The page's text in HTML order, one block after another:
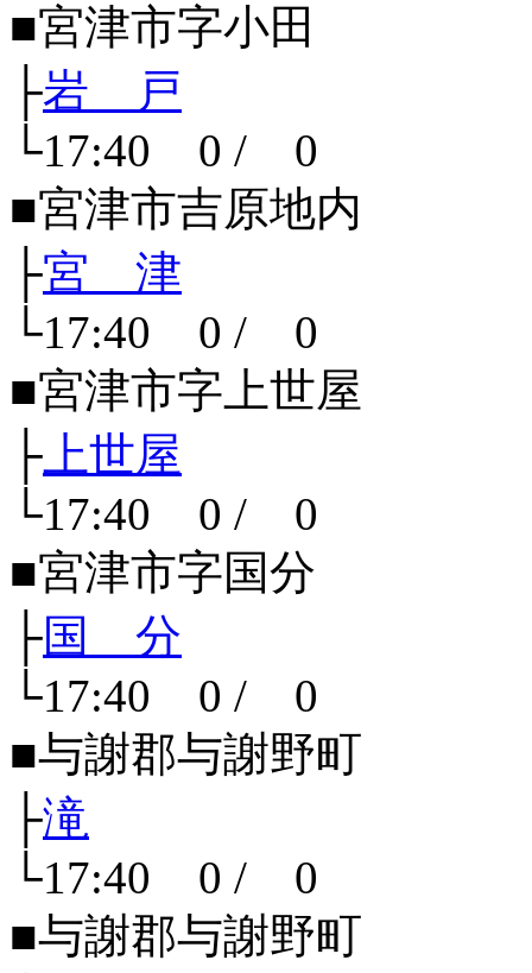
■宮津市字小田
├岩 戸
└17:40 0 / 0
■宮津市吉原地内
├宮 津
└17:40 0 / 0
■宮津市字上世屋
├ 上世屋
└17:40 0 / 0
■宮津市字国分
├国 分
└17:40 0 / 0
■与謝郡与謝野町
├滝
└17:40 0 / 0
■与謝郡与謝野町